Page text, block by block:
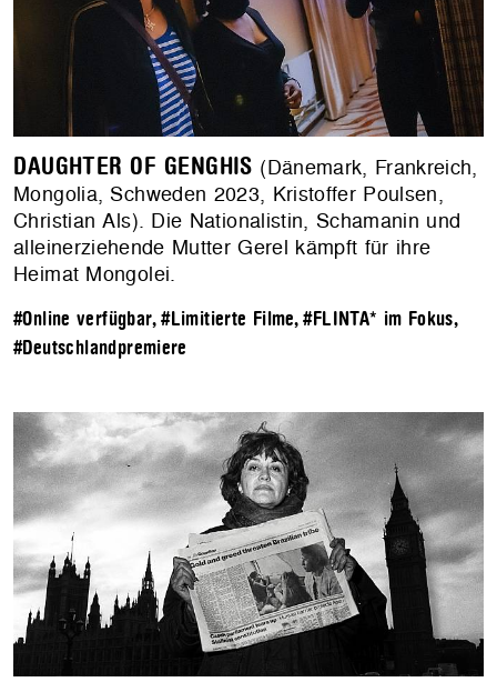
DAUGHTER OF GENGHIS (Dänemark, Frankreich,
Mongolia, Schweden 2023, Kristoffer Poulsen,
Christian Als). Die Nationalistin, Schamanin und
alleinerziehende Mutter Gerel kämpft für ihre
Heimat Mongolei.
#Online verfügbar,#Limitierte Filme,#FLINTA* im Fokus,
#Deutschlandpremiere